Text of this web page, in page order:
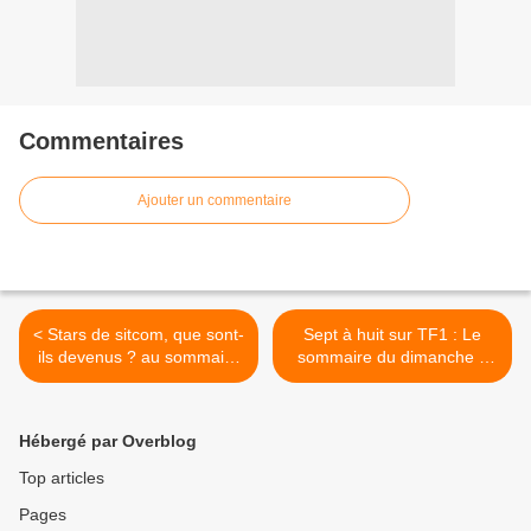
Commentaires
Ajouter un commentaire
< Stars de sitcom, que sont-
ils devenus ? au sommaire
d'En mode Gossip sur NT1
Sept à huit sur TF1 : Le
sommaire du dimanche 2
décembre >
Hébergé par Overblog
Top articles
Pages